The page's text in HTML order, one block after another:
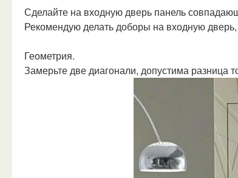
Сделайте на входную дверь панель
Рекомендую делать доборы на входную
Геометрия.
Замерьте две диагонали, допустима разница